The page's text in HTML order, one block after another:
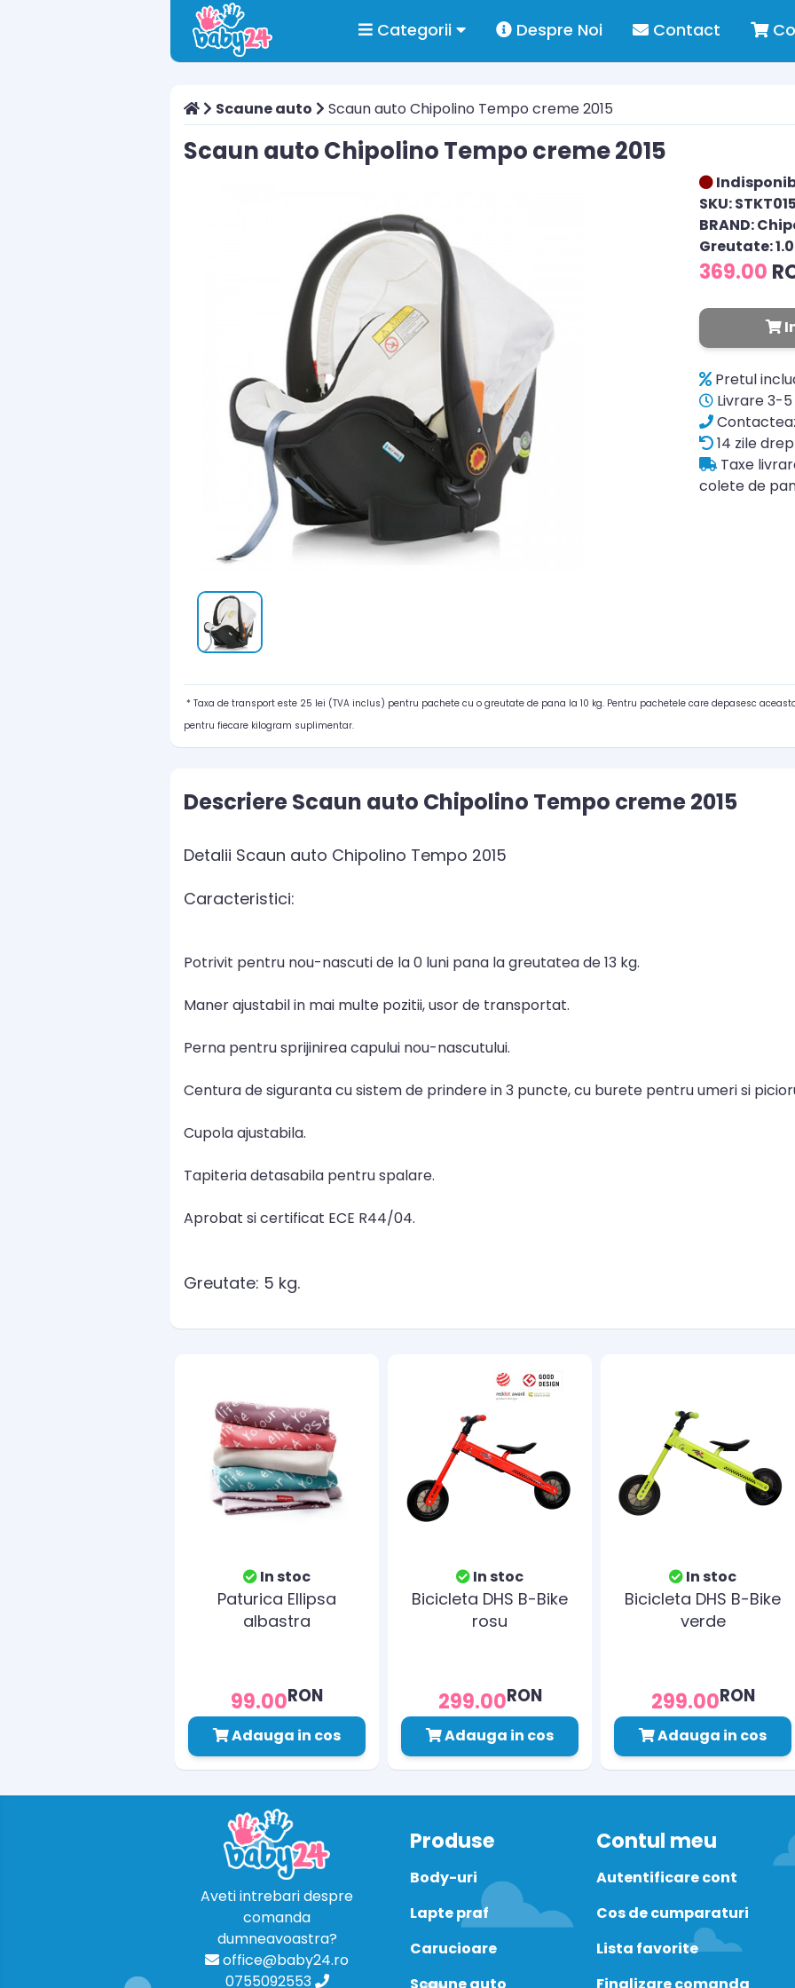
Categorii Despre Noi Contact
Scaune auto Scaun auto Chipolino Tempo creme 2015
Scaun auto Chipolino Tempo creme 2015
SKU:
BRAND:
Greutate:
369.00
Pretul
Livrare 3-
14 zile
Taxe
colete de
* Taxa de transport este 25 lei (TVA inclus) pentru pachete cu o greutate de pana la 10 kg. Pentru pachetele care depasesc
pentru fiecare kilogram suplimentar.
Descriere Scaun auto Chipolino Tempo creme 2015
Detalii Scaun auto Chipolino Tempo 2015
Caracteristici:
Potrivit pentru nou-nascuti de la 0 luni pana la greutatea de 13 kg.
Maner ajustabil in mai multe pozitii, usor de transportat.
Perna pentru sprijinirea capului nou-nascutului.
Centura de siguranta cu sistem de prindere in 3 puncte, cu burete pentru umeri si
Cupola ajustabila.
Tapiteria detasabila pentru spalare.
Aprobat si certificat ECE R44/04.
Greutate: 5 kg.
In stoc
Paturica Ellipsa
albastra
99.00RON
Adauga in cos
In stoc
Bicicleta DHS B-Bike
rosu
299.00RON
Adauga in cos
In stoc
Bicicleta DHS B-Bike
verde
299.00RON
Adauga in cos
Aveti intrebari despre
comanda
dumneavoastra?
office@baby24.ro
0755092553
Produse
Body-uri
Lapte praf
Carucioare
Scaune auto
Contul meu
Autentificare cont
Cos de cumparaturi
Lista favorite
Finalizare comanda